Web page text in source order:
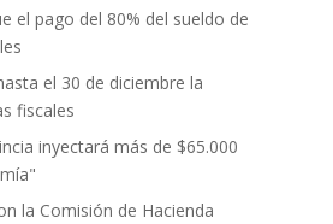
el pago del 80% del sueldo de
el 30 de diciembre la
fiscales
inyectará más de $65.000
la Comisión de Hacienda